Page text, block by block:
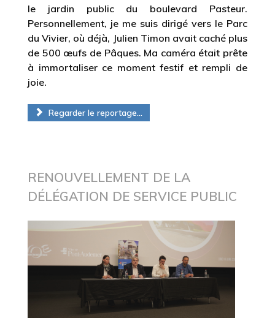
le jardin public du boulevard Pasteur.
Personnellement, je me suis dirigé vers le Parc
du Vivier, où déjà, Julien Timon avait caché plus
de 500 œufs de Pâques. Ma caméra était prête
à immortaliser ce moment festif et rempli de
joie.
Regarder le reportage...
RENOUVELLEMENT DE LA
DÉLÉGATION DE SERVICE PUBLIC